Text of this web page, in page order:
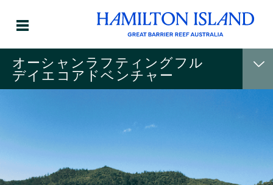
オーシャンラフティングフル
デイエコアドベンチャー